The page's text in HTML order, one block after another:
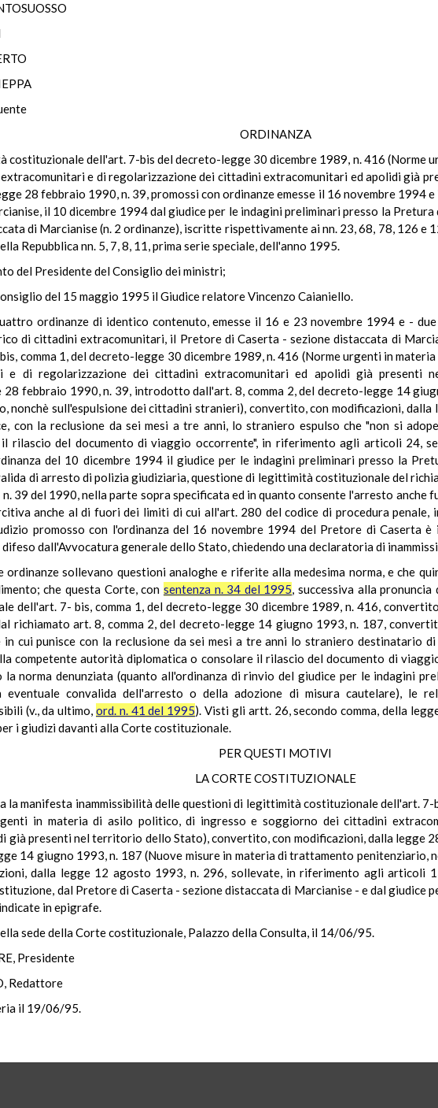
ORDINANZA
costituzionale dell'art. 7-bis del decreto-legge 30 dicembre 1989, n. 416 (Norme
e di regolarizzazione dei cittadini extracomunitari ed apolidi già
28 febbraio 1990, n. 39, promossi con ordinanze emesse il 16 novembre 1994
il 10 dicembre 1994 dal giudice per le indagini preliminari presso la
di Marcianise (n. 2 ordinanze), iscritte rispettivamente ai nn. 23, 68, 78, 126
Repubblica nn. 5, 7, 8, 11, prima serie speciale, dell'anno 1995.
del Presidente del Consiglio dei ministri;
del 15 maggio 1995 il Giudice relatore Vincenzo Caianiello.
ordinanze di identico contenuto, emesse il 16 e 23 novembre 1994 e -
di cittadini extracomunitari, il Pretore di Caserta - sezione distaccata di
comma 1, del decreto-legge 30 dicembre 1989, n. 416 (Norme urgenti in
e di regolarizzazione dei cittadini extracomunitari ed apolidi già presenti
28 febbraio 1990, n. 39, introdotto dall'art. 8, comma 2, del decreto-legge 14
nonchè sull'espulsione dei cittadini stranieri), convertito, con modificazioni,
con la reclusione da sei mesi a tre anni, lo straniero espulso che "non si
rilascio del documento di viaggio occorrente", in riferimento agli articoli 24,
del 10 dicembre 1994 il giudice per le indagini preliminari presso la
di arresto di polizia giudiziaria, questione di legittimità costituzionale del
39 del 1990, nella parte sopra specificata ed in quanto consente l'arresto anche
anche al di fuori dei limiti di cui all'art. 280 del codice di procedura
promosso con l'ordinanza del 16 novembre 1994 del Pretore di Caserta
dall'Avvocatura generale dello Stato, chiedendo una declaratoria di
ordinanze sollevano questioni analoghe e riferite alla medesima norma, e che
che questa Corte, con sentenza n. 34 del 1995, successiva alla
dell'art. 7- bis, comma 1, del decreto-legge 30 dicembre 1989, n. 416,
richiamato art. 8, comma 2, del decreto-legge 14 giugno 1993, n. 187,
cui punisce con la reclusione da sei mesi a tre anni lo straniero destinatario
competente autorità diplomatica o consolare il rilascio del documento di
la norma denunziata (quanto all'ordinanza di rinvio del giudice per le indagini
eventuale convalida dell'arresto o della adozione di misura cautelare), le
(v., da ultimo,ord. n. 41 del 1995). Visti gli artt. 26, secondo comma, della
i giudizi davanti alla Corte costituzionale.
PER QUESTI MOTIVI
LA CORTE COSTITUZIONALE
la manifesta inammissibilità delle questioni di legittimità costituzionale dell'art. 7-
in materia di asilo politico, di ingresso e soggiorno dei cittadini
già presenti nel territorio dello Stato), convertito, con modificazioni, dalla legge
14 giugno 1993, n. 187 (Nuove misure in materia di trattamento penitenziario,
dalla legge 12 agosto 1993, n. 296, sollevate, in riferimento agli articoli
dal Pretore di Caserta - sezione distaccata di Marcianise - e dal giudice
in epigrafe.
sede della Corte costituzionale, Palazzo della Consulta, il 14/06/95.
Presidente
Redattore
il 19/06/95.